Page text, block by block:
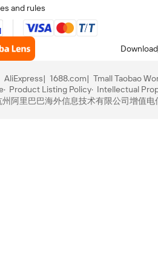
and rules
Download
AliExpress 1688.com
Tmall Taobao
Product Listing Policy
Intellectual
阿里巴巴海外信息技术有限公司增值电